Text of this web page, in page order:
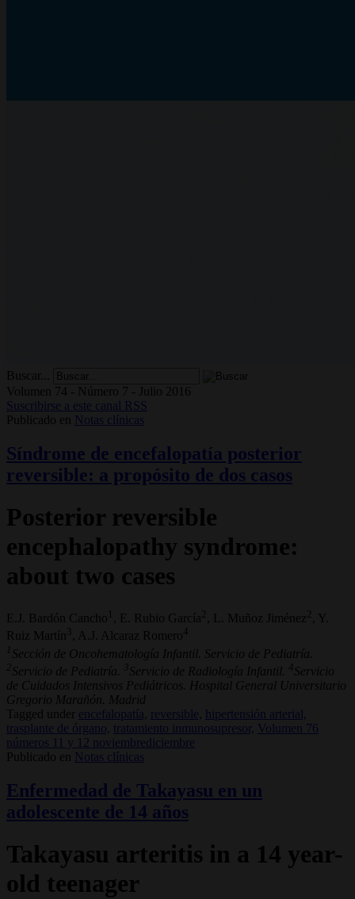
Buscar...
Volumen 74 - Número 7 - Julio 2016
Suscribirse a este canal RSS
Publicado en
Notas clínicas
Síndrome de encefalopatía posterior
reversible: a propósito de dos casos
Posterior reversible
encephalopathy syndrome:
about two cases
E.J. Bardón Cancho 1 , E. Rubio García , L. Muñoz Jiménez
, Y.
Ruiz Martín
3 , A.J. Alcaraz Romero4
1 Sección de Oncohematología Infantil. Servicio de Pediatría.
2 Servicio de Pediatría. 3 Servicio de Radiología Infantil. 4 Servicio
de Cuidados Intensivos Pediátricos. Hospital General Universitario
Gregorio Marañón. Madrid
Tagged under
encefalopatía, reversible,
hipertensión arterial,
trasplante de órgano, tratamiento inmunosupresor,
Volumen 76
números 11 y 12 noviembrediciembre
Publicado en
Notas clínicas
Enfermedad de Takayasu en un
adolescente de 14 años
Takayasu arteritis in a 14 year-
old teenager